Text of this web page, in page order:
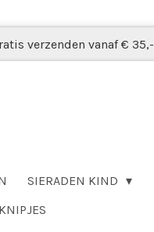
verzenden vanaf € 35,-
SIERADEN KIND